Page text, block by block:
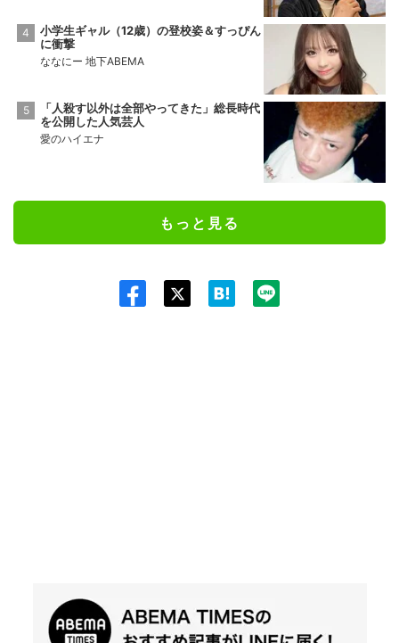
小学生ギャル（12歳）の登校姿＆すっぴん
に衝撃
ななにー 地下ABEMA
「人殺す以外は全部やってきた」総長時代
を公開した人気芸人
愛のハイエナ
もっと見る